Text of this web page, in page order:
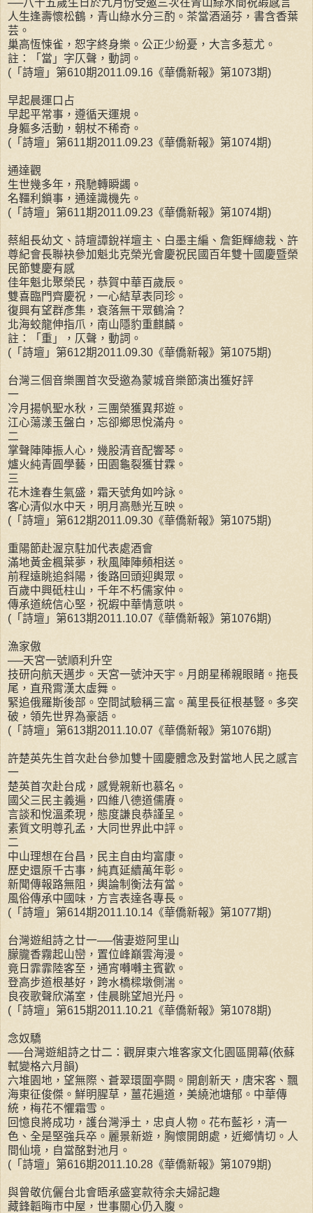
人生逢壽懷松鶴，青山綠水分三酌。茶當酒涵芬，書含香葉
芸。
巢高恆悚雀，恕字終身樂。公正少紛憂，大言多惹尤。
註：「當」字仄聲，動詞。
(「詩壇」第610期2011.09.16《華僑新報》第1073期)
早起晨運口占
早起平常事，遵循天運規。
身軀多活動，朝杖不稀奇。
(「詩壇」第611期2011.09.23《華僑新報》第1074期)
通達觀
生世幾多年，飛馳轉瞬蠲。
名韁利鎖事，通達識機先。
(「詩壇」第611期2011.09.23《華僑新報》第1074期)
蔡組長幼文、詩壇譚銳祥壇主、白墨主編、詹鉅輝總栽、許
尊紀會長聯袂參加魁北克榮光會慶祝民國百年雙十國慶暨榮
民節雙慶有感
佳年魁北聚榮民，恭賀中華百歲辰。
雙喜臨門齊慶祝，一心結草表同珍。
復興有望群彥集，衰落無干眾鶴淪？
北海蛟龍伸指爪，南山隱豹重麒麟。
註：「重」，仄聲，動詞。
(「詩壇」第612期2011.09.30《華僑新報》第1075期)
台灣三個音樂團首次受邀為蒙城音樂節演出獲好評
一
冷月揚帆聖水秋，三團榮獲異邦遊。
江心蕩漾玉盤白，忘卻鄉思悅滿舟。
二
掌聲陣陣振人心，幾股清音配響琴。
爐火純青圓學藝，田園龜裂獲甘霖。
三
花木逢春生氣盛，霜天號角如吟詠。
客心清似水中天，明月高懸光互映。
(「詩壇」第612期2011.09.30《華僑新報》第1075期)
重陽節赴渥京駐加代表處酒會
滿地黃金楓葉夢，秋風陣陣頻相送。
前程遠眺追斜陽，後路回頭迎輿眾。
百歲中興砥柱山，千年不朽儒家仲。
傳承道統信心堅，祝嘏中華情意哄。
(「詩壇」第613期2011.10.07《華僑新報》第1076期)
漁家傲
──天宮一號順利升空
技研向航天邁步。天宮一號沖天宇。月朗星稀親眼睹。拖長
尾，直飛霄漢太虛舞。
緊追俄羅斯後部。空間試驗稱三富。萬里長征根基豎。多突
破，領先世界為豪語。
(「詩壇」第613期2011.10.07《華僑新報》第1076期)
許楚英先生首次赴台參加雙十國慶體念及對當地人民之感言
一
楚英首次赴台成，感覺親新也慕名。
國父三民主義遍，四維八德道儒賡。
言談和悅溫柔現，態度謙良恭謹呈。
素質文明尊孔孟，大同世界此中評。
二
中山理想在台昌，民主自由均富康。
歷史還原千古事，純真延續萬年彰。
新聞傳報路無阻，輿論制衡法有當。
風俗傳承中國味，方言表達各專長。
(「詩壇」第614期2011.10.14《華僑新報》第1077期)
台灣遊組詩之廿一──偕妻遊阿里山
朦朧香霧起山巒，置位峰巔雲海漫。
竟日霏霏陸客至，通宵囀囀主賓歡。
登高步道根基好，跨水橋樑墩側湍。
良夜歌聲欣滿室，佳晨眺望旭光丹。
(「詩壇」第615期2011.10.21《華僑新報》第1078期)
念奴驕
──台灣遊組詩之廿二：觀屏東六堆客家文化園區開幕(依蘇
軾變格六月韻)
六堆園地，望無際、蒼翠環圍亭闕。開創新天，唐宋客、飄
海東征俊傑。鮮明腥草，薑花遍道，美繞池塘郁。中華傳
統，梅花不懼霜雪。
回憶良將成功，護台灣淨土，忠貞人物。花布藍衫，清一
色、全是堅強兵卒。麗景新遊，胸懷開朗處，近鄉情切。人
間仙境，自當酩對池月。
(「詩壇」第616期2011.10.28《華僑新報》第1079期)
與曾敬伉儷台北會晤承盛宴款待余夫婦記趣
藏鋒韜晦市中屋，世事關心仍入腹。